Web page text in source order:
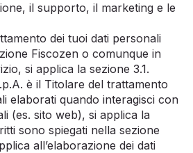
il supporto, il marketing e le
dei tuoi dati personali
Fiscozen o comunque in
si applica la sezione 3.1.
è il Titolare del trattamento
elaborati quando interagisci con
(es. sito web), si applica la
sono spiegati nella sezione
all’elaborazione dei dati